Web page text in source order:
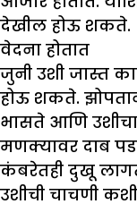
देखील होऊ शकते.
वेदना होतात
जुनी उशी जास्त
होऊ शकते.
भासते आणि
मणक्यावर दाब
कंबरेतही दुखू
उशीची चाचणी